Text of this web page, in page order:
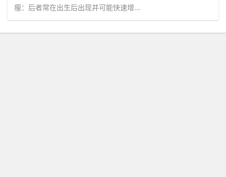
瘤：后者常在出生后出现并可能快速增...